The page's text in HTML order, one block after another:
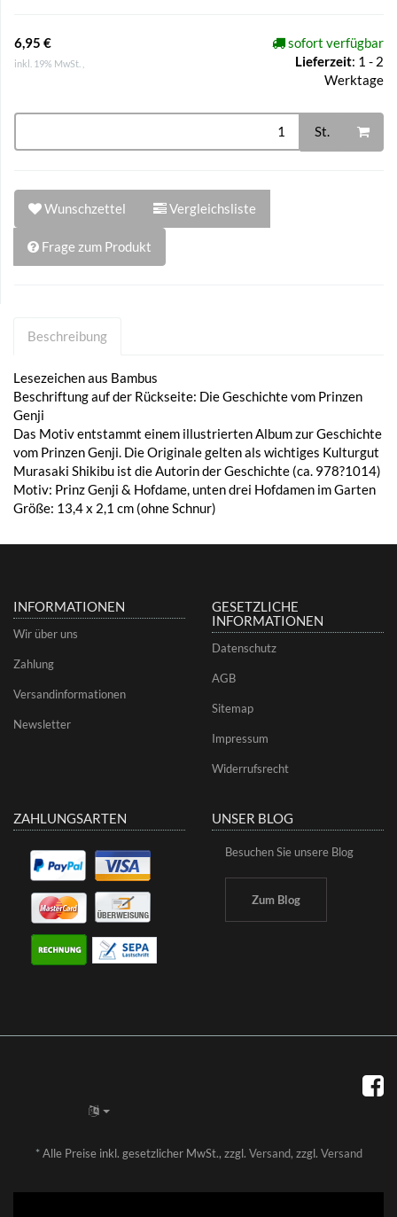
6,95 €
inkl. 19% MwSt. ,
sofort verfügbar
Lieferzeit: 1 - 2
Werktage
St.
Wunschzettel Vergleichsliste
Frage zum Produkt
Beschreibung
Lesezeichen aus Bambus
Beschriftung auf der Rückseite: Die Geschichte vom Prinzen
Genji
Das Motiv entstammt einem illustrierten Album zur Geschichte
vom Prinzen Genji. Die Originale gelten als wichtiges Kulturgut
Murasaki Shikibu ist die Autorin der Geschichte (ca. 978?1014)
Motiv: Prinz Genji & Hofdame, unten drei Hofdamen im Garten
Größe: 13,4 x 2,1 cm (ohne Schnur)
INFORMATIONEN
Wir über uns
Zahlung
Versandinformationen
Newsletter
GESETZLICHE
INFORMATIONEN
Datenschutz
AGB
Sitemap
Impressum
Widerrufsrecht
ZAHLUNGSARTEN UNSER BLOG
Besuchen Sie unsere Blog
Zum Blog
*Alle Preise inkl. gesetzlicher MwSt., zzgl. Versand, zzgl. Versand